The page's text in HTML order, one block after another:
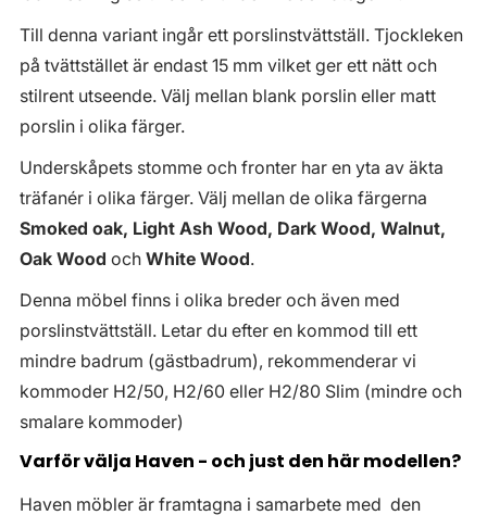
Till denna variant ingår ett porslinstvättställ. Tjockleken
på tvättstället är endast 15 mm vilket ger ett nätt och
stilrent utseende. Välj mellan blank porslin eller matt
porslin i olika färger.
Underskåpets stomme och fronter har en yta av äkta
träfanér i olika färger. Välj mellan de olika färgerna
Smoked oak, Light Ash Wood, Dark Wood, Walnut,
Oak Wood och White Wood.
Denna möbel finns i olika breder och även med
porslinstvättställ. Letar du efter en kommod till ett
mindre badrum (gästbadrum), rekommenderar vi
kommoder H2/50, H2/60 eller H2/80 Slim (mindre och
smalare kommoder)
Varför välja Haven - och just den här modellen?
Haven möbler är framtagna i samarbete med den